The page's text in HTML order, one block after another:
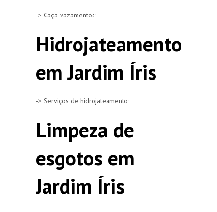
-> Caça-vazamentos;
Hidrojateamento
em Jardim Íris
-> Serviços de hidrojateamento;
Limpeza de
esgotos em
Jardim Íris